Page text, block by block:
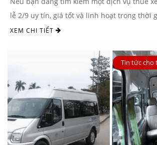
lễ 2/9 uy tín, giá tốt và linh hoạt trong thời
Nguyễn Duy Travel để ...
XEM CHI TIẾT
Tin tức cho